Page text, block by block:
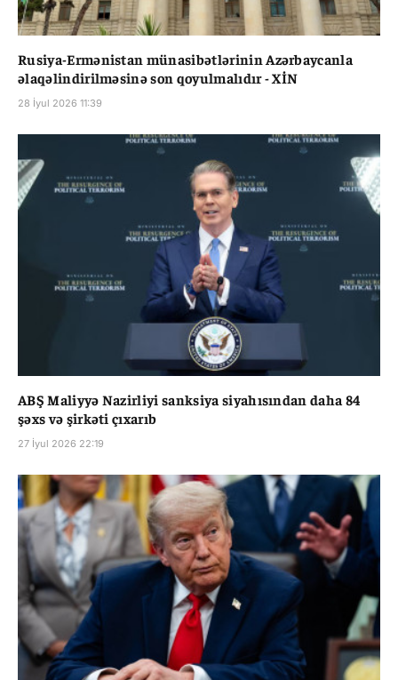
Rusiya-Ermənistan münasibətlərinin Azərbaycanla
əlaqəlindirilməsinə son qoyulmalıdır - XİN
28 İyul 2026 11:39
ABŞ Maliyyə Nazirliyi sanksiya siyahısından daha 84
şəxs və şirkəti çıxarıb
27 İyul 2026 22:19